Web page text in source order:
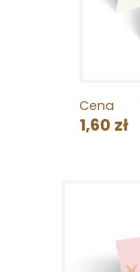
Cena
1,60 zł